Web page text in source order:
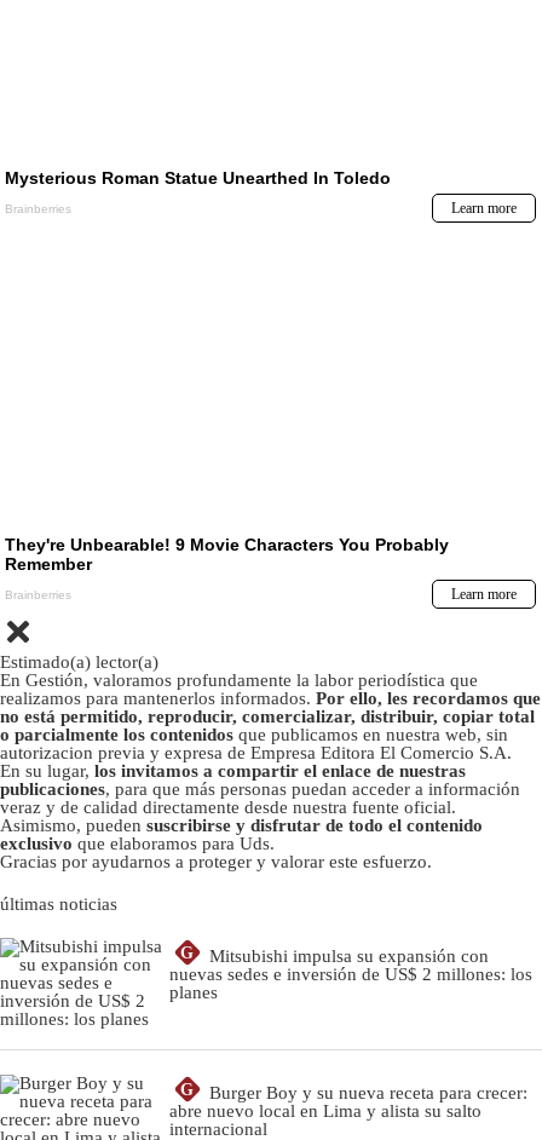
Estimado(a) lector(a)
En Gestión, valoramos profundamente la labor periodística que
realizamos para mantenerlos informados. Por ello, les recordamos que
no está permitido, reproducir, comercializar, distribuir, copiar total
o parcialmente los contenidos que publicamos en nuestra web, sin
autorizacion previa y expresa de Empresa Editora El Comercio S.A.
En su lugar, los invitamos a compartir el enlace de nuestras
publicaciones, para que más personas puedan acceder a información
veraz y de calidad directamente desde nuestra fuente oficial.
Asimismo, pueden suscribirse y disfrutar de todo el contenido
exclusivo que elaboramos para Uds.
Gracias por ayudarnos a proteger y valorar este esfuerzo.
últimas noticias
G
Mitsubishi impulsa su expansión con
nuevas sedes e inversión de US$ 2 millones: los
planes
G
Burger Boy y su nueva receta para crecer:
abre nuevo local en Lima y alista su salto
internacional